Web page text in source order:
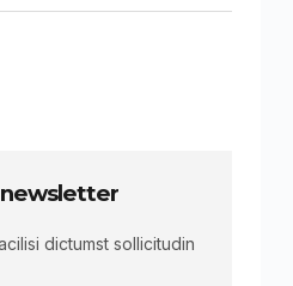
dictumst sollicitudin